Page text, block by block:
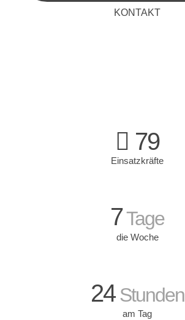
KONTAKT
79
Einsatzkräfte
7Tage
die Woche
24Stunden
am Tag